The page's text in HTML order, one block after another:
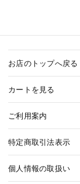
お店のトップへ戻る
カートを見る
ご利用案内
特定商取引法表示
個人情報の取扱い